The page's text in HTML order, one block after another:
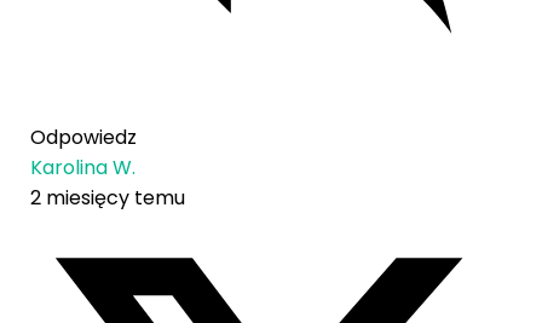
Odpowiedz
Karolina W.
2 miesięcy temu